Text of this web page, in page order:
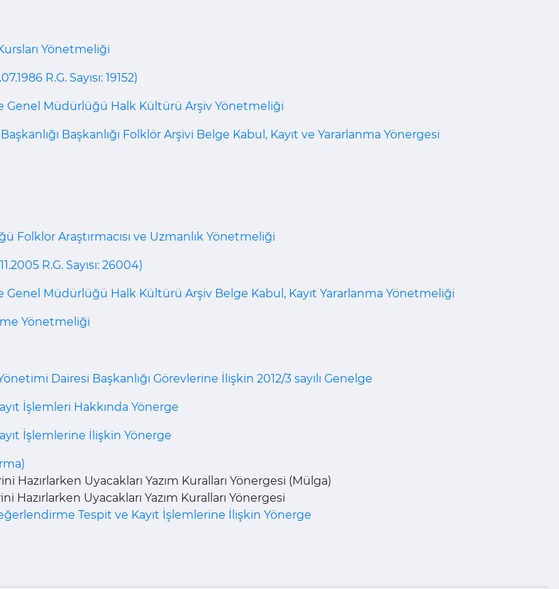
Yönetmeliği
R.G. Sayısı: 19152)
Genel Müdürlüğü Halk Kültürü Arşiv Yönetmeliği
Başkanlığı Folklör Arşivi Belge Kabul, Kayıt ve Yararlanma Yönergesi
Araştırmacısı ve Uzmanlık Yönetmeliği
R.G. Sayısı: 26004)
Genel Müdürlüğü Halk Kültürü Arşiv Belge Kabul, Kayıt Yararlanma Yönetmeliği
Yönetmeliği
Dairesi Başkanlığı Görevlerine İlişkin 2012/3 sayılı Genelge
İşlemleri Hakkında Yönerge
İşlemlerine İlişkin Yönerge
Hazırlarken Uyacakları Yazım Kuralları Yönergesi (Mülga)
Hazırlarken Uyacakları Yazım Kuralları Yönergesi
Tespit ve Kayıt İşlemlerine İlişkin Yönerge